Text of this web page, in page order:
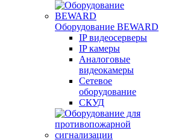
Оборудование BEWARD
IP видеосерверы
IP камеры
Аналоговые
видеокамеры
Сетевое
оборудование
СКУД